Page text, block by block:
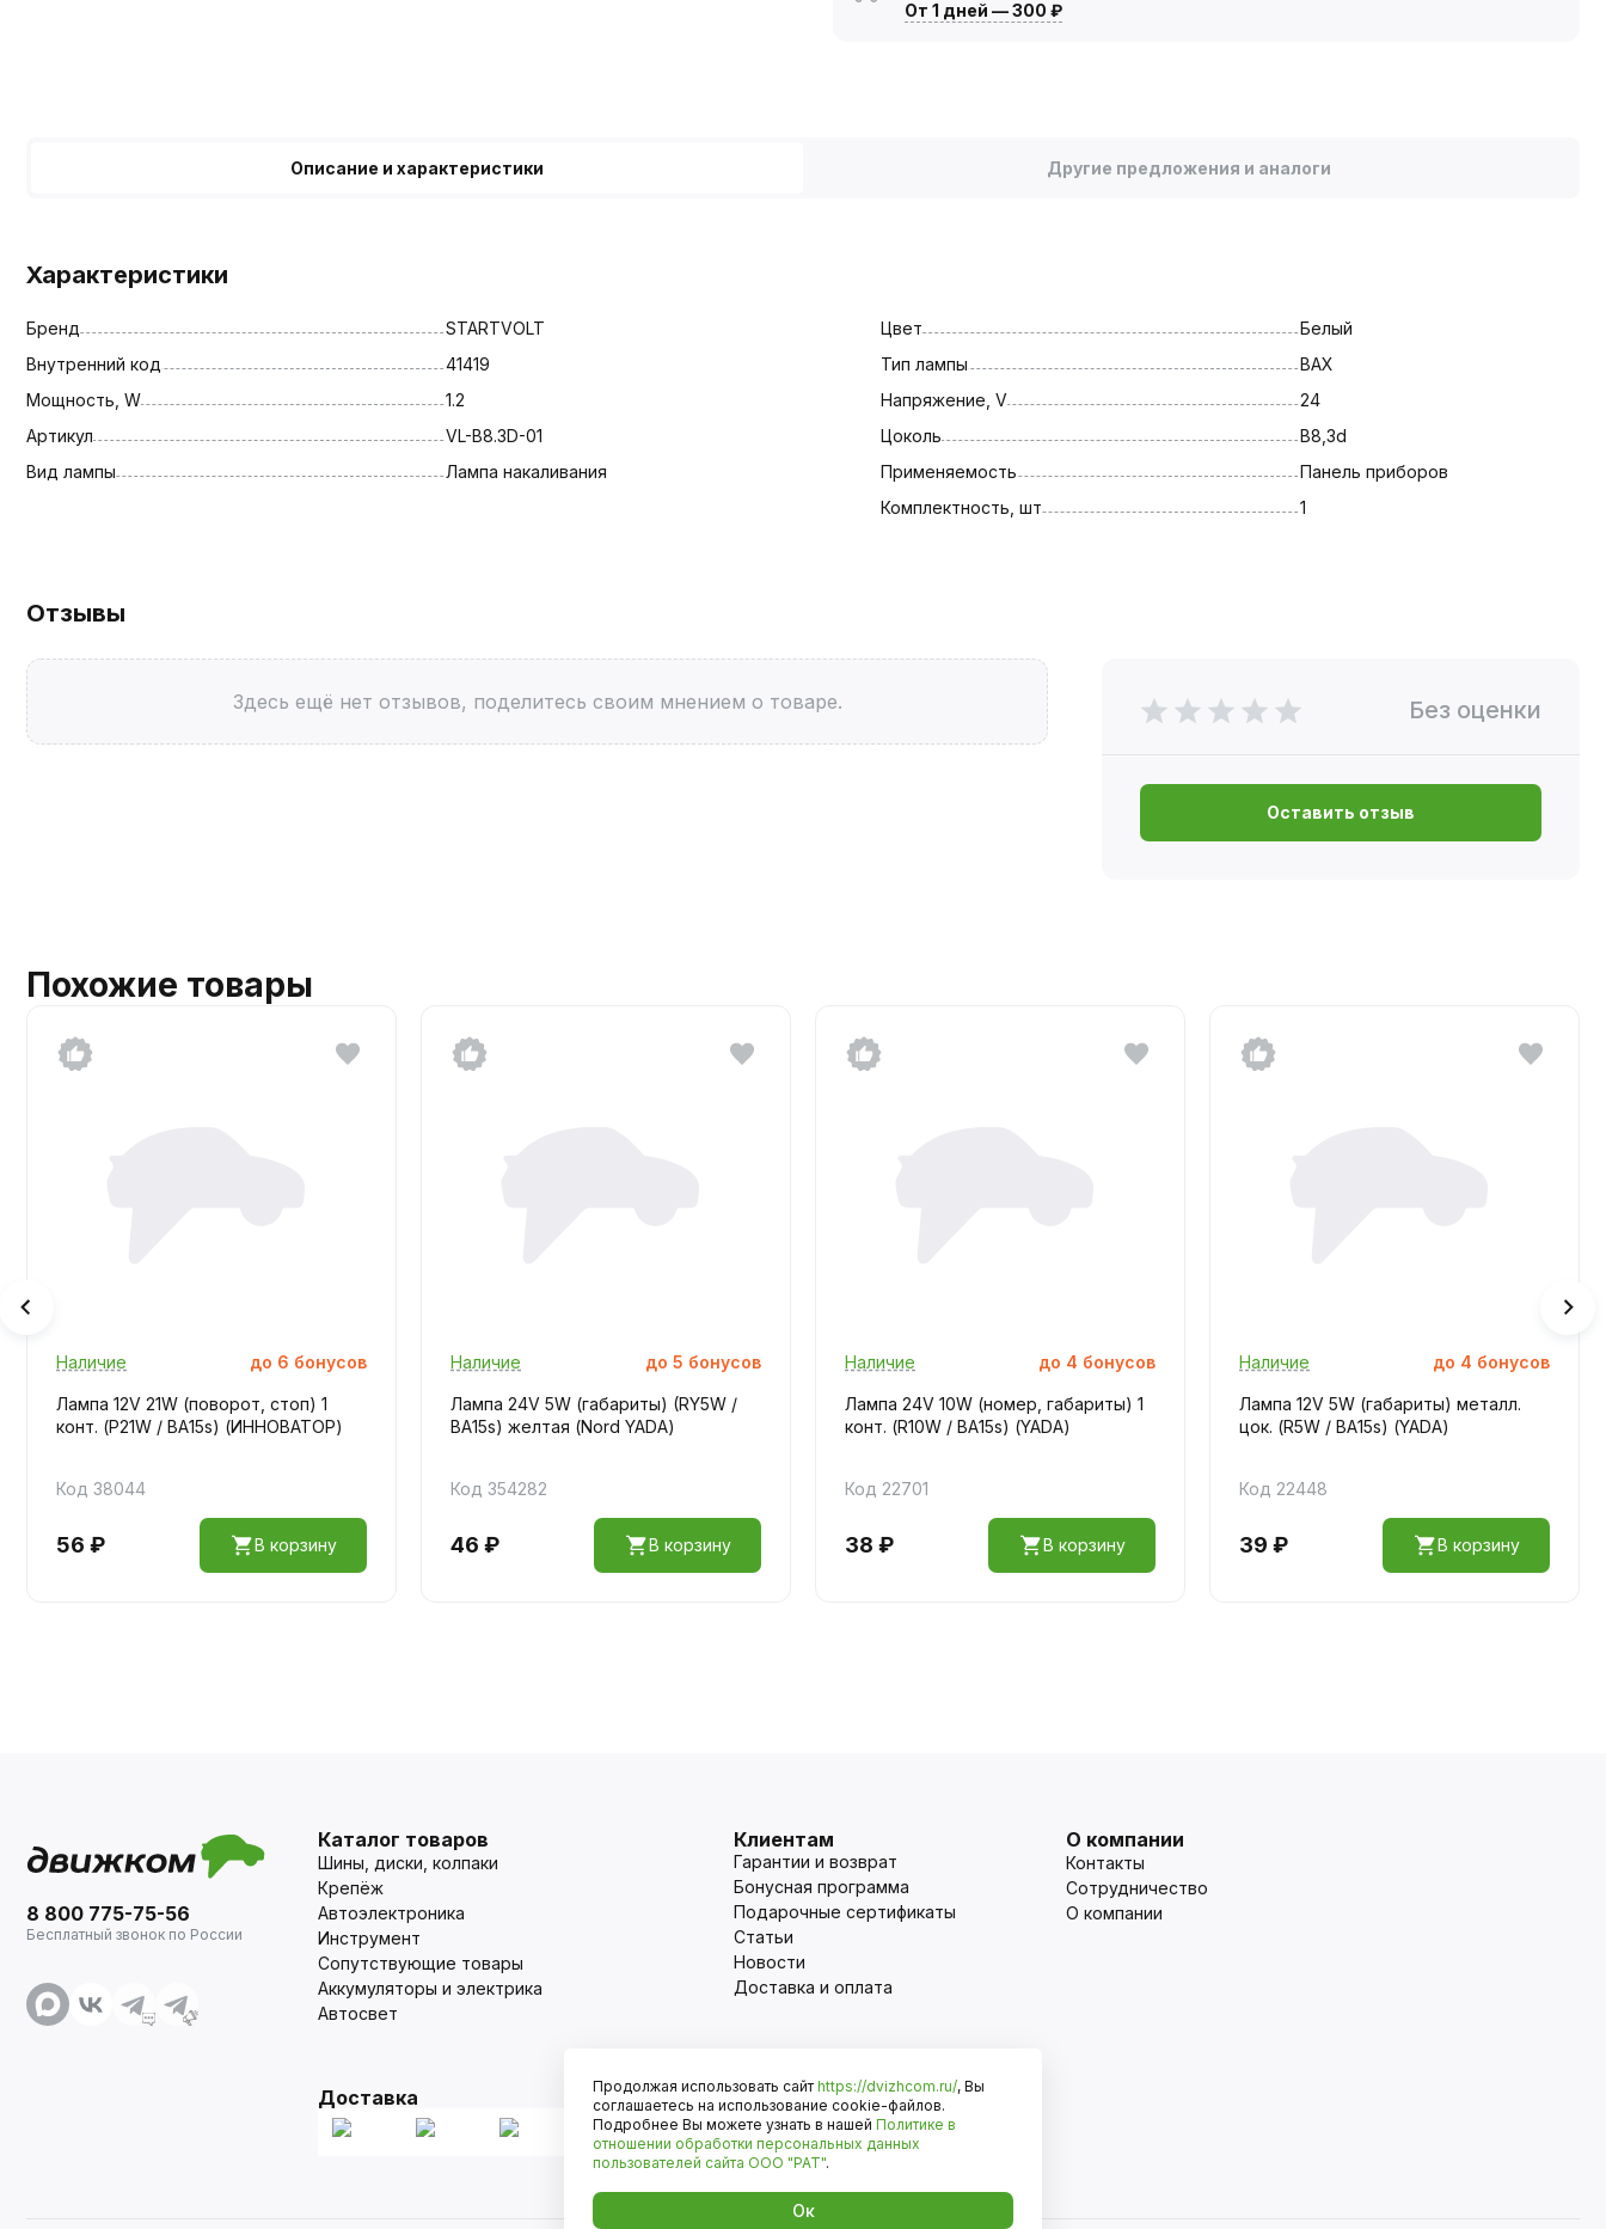
От 1 дней —300 ₽
Описание и характеристики Другие предложения и аналоги
Характеристики
Бренд
STARTVOLT
Внутренний код
41419
Мощность, W
1.2
Артикул
VL-B8.3D-01
Вид лампы
Лампа накаливания
Цвет
Белый
Тип лампы
BAX
Напряжение, V
24
Цоколь
B8,3d
Применяемость
Панель приборов
Комплектность, шт
1
Отзывы
Здесь ещё нет отзывов, поделитесь своим мнением о товаре. Без оценки
Оставить отзыв
Похожие товары
Наличие до 6 бонусов
Лампа 12V 21W (поворот, стоп) 1
конт. (P21W / BA15s) (ИННОВАТОР)
Код 38044
56 ₽ В корзину
Наличие до 5 бонусов
Лампа 24V 5W (габариты) (RY5W /
BA15s) желтая (Nord YADA)
Код 354282
46 ₽ В корзину
Наличие до 4 бонусов
Лампа 24V 10W (номер, габариты) 1
конт. (R10W / BA15s) (YADA)
Код 22701
38 ₽ В корзину
Наличие до 4 бонусов
Лампа 12V 5W (габариты) металл.
цок. (R5W / BA15s) (YADA)
Код 22448
39 ₽ В корзину
8 800 775-75-56
Бесплатный звонок по России
Каталог товаров
Шины, диски, колпаки
Крепёж
Автоэлектроника
Инструмент
Сопутствующие товары
Аккумуляторы и электрика
Автосвет
Клиентам
Гарантии и возврат
Бонусная программа
Подарочные сертификаты
Статьи
Новости
Доставка и оплата
О компании
Контакты
Сотрудничество
О компании
Доставка Оплата
Продолжая использовать сайт https://dvizhcom.ru/, Вы
соглашаетесь на использование cookie-файлов.
Подробнее Вы можете узнать в нашей Политике в
отношении обработки персональных данных
пользователей сайта ООО "РАТ".
Ок